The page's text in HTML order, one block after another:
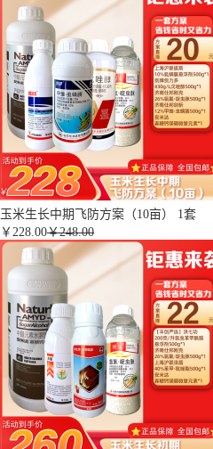
玉米生长中期飞防方案（10亩） 1套
￥ 228.00￥248.00